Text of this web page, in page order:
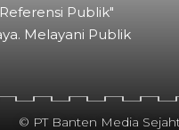
Publik"
Melayani Publik
© PT Banten Media